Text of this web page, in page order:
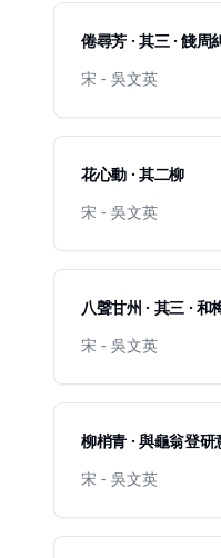
倦尋芳 · 其三 · 餞周
宋 - 吳文英
花心動 · 其二柳
宋 - 吳文英
八聲甘州 · 其三 · 和
宋 - 吳文英
柳梢青 · 與龜翁登
宋 - 吳文英